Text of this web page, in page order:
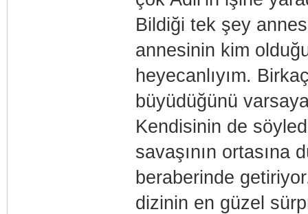
Bildiği tek şey
annesinin kim
heyecanlıyım.
büyüdüğünü
Kendisinin de
savaşının ortasına
beraberinde
dizinin en güzel